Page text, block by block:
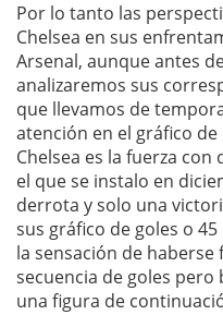
Por lo tanto las
Chelsea en sus
Arsenal, aunque antes
analizaremos sus
que llevamos de
atención en el gráfico
Chelsea es la fuerza
el que se instalo en
derrota y solo una
sus gráfico de goles o
la sensación de
secuencia de goles
una figura de